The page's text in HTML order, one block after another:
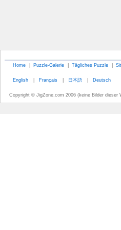
Home | Puzzle-Galerie | Tägliches Puzzle |
English | Français | 日本語 | Deutsch
Copyright © JigZone.com 2006 (keine Bilder dieser